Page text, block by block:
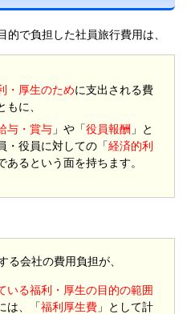
で負担した社員旅行費用は、
・厚生のために支出される費
もに、
与・賞与 」や「役員報酬 」と
・役員に対しての「経済的利
あるという面を持ちます。
る会社の費用負担が、
いる福利・厚生の目的の範囲
は、「福利厚生費 」として計